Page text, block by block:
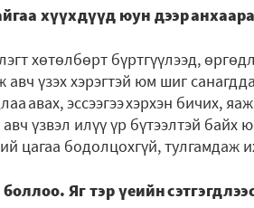
хүүхдүүд юун дээр
хөтөлбөрт бүртгүүлээд,
үзэх хэрэгтэй юм шиг
авах, эссээгээ хэрхэн бичих,
үзвэл илүү үр бүтээлтэй байх
цагаа бодолцохгүй, тулгамдаж
Яг тэр үеийн